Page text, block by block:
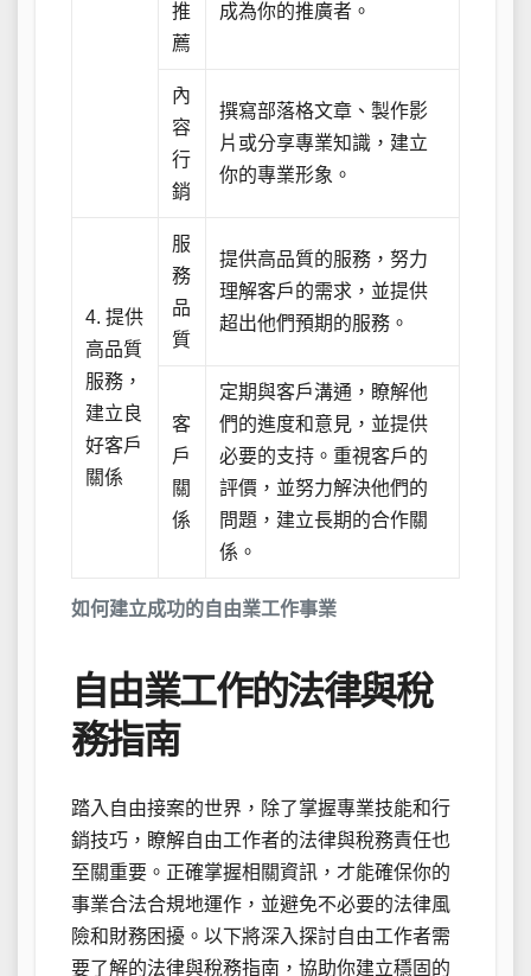
如何建立成功的自由業工作事業
推
薦
成為你的推廣者。
內
容
行
銷
撰寫部落格文章、製作影
片或分享專業知識，建立
你的專業形象。
4. 提供
高品質
服務，
建立良
好客戶
關係
服
務
品
質
提供高品質的服務，努力
理解客戶的需求，並提供
超出他們預期的服務。
客
戶
關
係
定期與客戶溝通，瞭解他
們的進度和意見，並提供
必要的支持。重視客戶的
評價，並努力解決他們的
問題，建立長期的合作關
係。
自由業工作的法律與稅
務指南
踏入自由接案的世界，除了掌握專業技能和行
銷技巧，瞭解自由工作者的法律與稅務責任也
至關重要。正確掌握相關資訊，才能確保你的
事業合法合規地運作，並避免不必要的法律風
險和財務困擾。以下將深入探討自由工作者需
要了解的法律與稅務指南，協助你建立穩固的